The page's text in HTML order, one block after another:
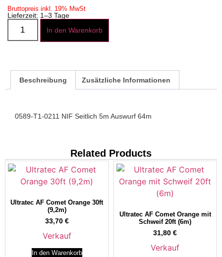
Bruttopreis inkl. 19% MwSt
Lieferzeit: 1–3 Tage
In den Warenkorb
Beschreibung Zusätzliche Informationen
0589-T1-0211 NIF Seitlich 5m Auswurf 64m
Related Products
Ultratec AF Comet Orange 30ft
(9,2m)
33,70 €
Verkauf
In den Warenkorb
Ultratec AF Comet Orange mit
Schweif 20ft (6m)
31,80€
Verkauf